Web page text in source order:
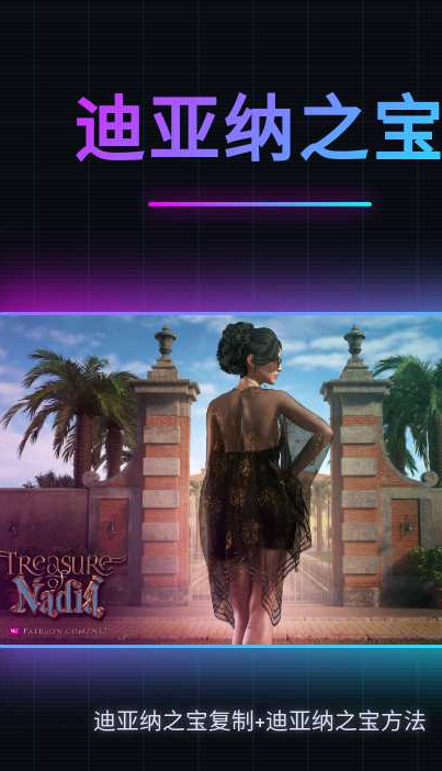
迪亚纳之宝
迪亚纳之宝复制+迪亚纳之宝方法